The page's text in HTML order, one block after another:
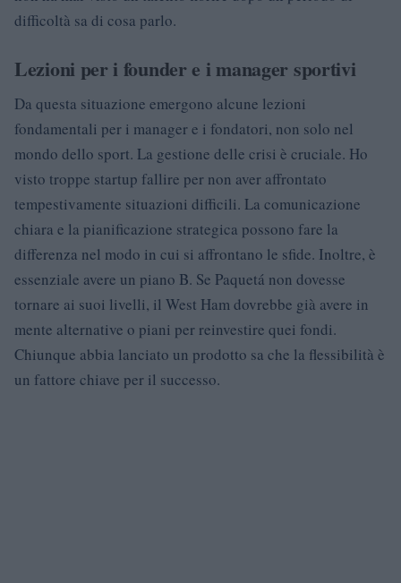
difficoltà sa di cosa parlo.
Lezioni per i founder e i manager sportivi
Da questa situazione emergono alcune lezioni
fondamentali per i manager e i fondatori, non solo nel
mondo dello sport. La gestione delle crisi è cruciale. Ho
visto troppe startup fallire per non aver affrontato
tempestivamente situazioni difficili. La comunicazione
chiara e la pianificazione strategica possono fare la
differenza nel modo in cui si affrontano le sfide. Inoltre, è
essenziale avere un piano B. Se Paquetá non dovesse
tornare ai suoi livelli, il West Ham dovrebbe già avere in
mente alternative o piani per reinvestire quei fondi.
Chiunque abbia lanciato un prodotto sa che la flessibilità è
un fattore chiave per il successo.